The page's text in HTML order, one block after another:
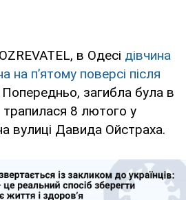
в Одесі дівчина
на п’ятому поверсі після
Попередньо, загибла була в
трапилася 8 лютого у
вулиці Давида Ойстраха.